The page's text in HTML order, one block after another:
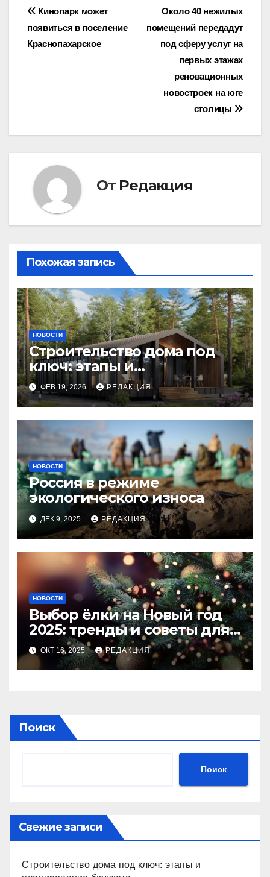
Навигация
по
Около 40 нежилых
помещений передадут
под сферу услуг на
первых этажах
реновационных
новостроек на юге
столицы
Кинопарк может
появиться в поселение
Краснопахарское
От Редакция
Похожая запись
НОВОСТИ
Строительство дома под
ключ: этапы и
планирование бюджета
ФЕВ 19, 2026 РЕДАКЦИЯ
НОВОСТИ
Россия в режиме
экологического износа
ДЕК 9, 2025 РЕДАКЦИЯ
НОВОСТИ
Выбор ёлки на Новый год
2025: тренды и советы для
идеального праздника
ОКТ 16, 2025 РЕДАКЦИЯ
Поиск
Поиск
Свежие записи
Строительство дома под ключ: этапы и